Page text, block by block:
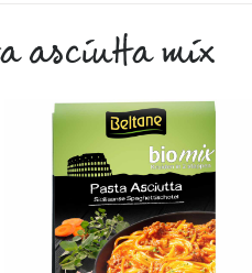
asciutta mix